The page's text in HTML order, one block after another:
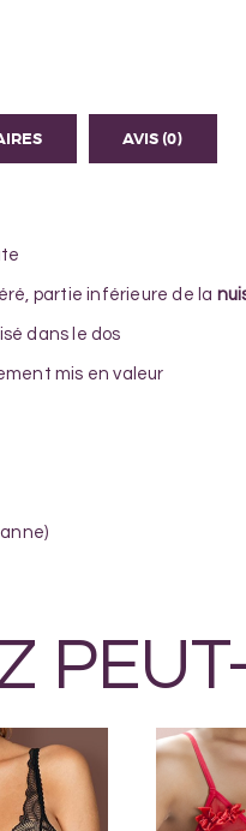
AVIS (0)
partie inférieure de la
dans le dos
mis en valeur